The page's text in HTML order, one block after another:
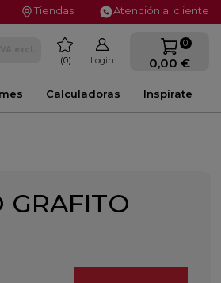
Tiendas Atención al cliente
favorite
0 Login
0
0,00 €
Inspírate
Calculadoras
GRAFITO